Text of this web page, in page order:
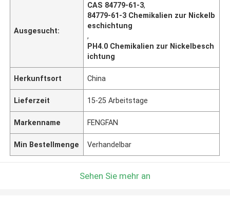
Ausgesucht:
CAS 84779-61-3,
84779-61-3 Chemikalien zur Nickelb
eschichtung
,
PH4.0 Chemikalien zur Nickelbesch
ichtung
Herkunftsort China
Lieferzeit 15-25 Arbeitstage
Markenname FENGFAN
Min Bestellmenge Verhandelbar
Sehen Sie mehr an